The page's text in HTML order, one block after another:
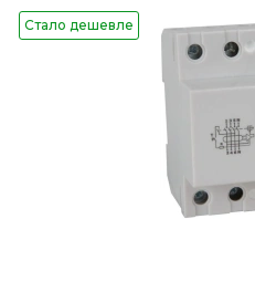
Стало дешевле